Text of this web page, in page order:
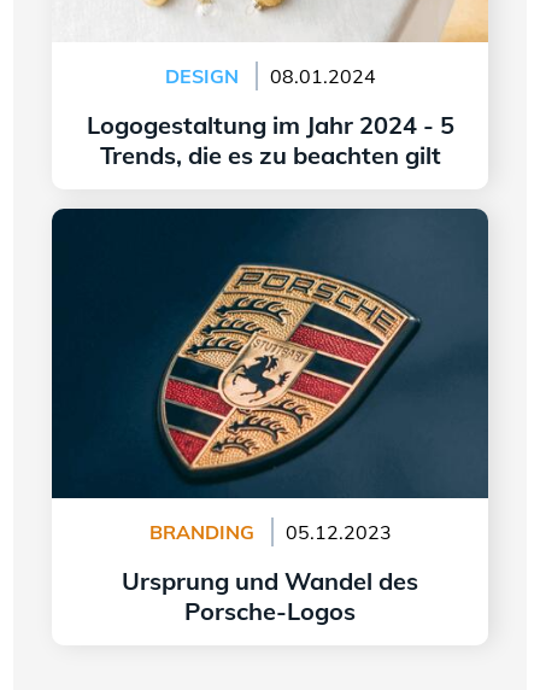
DESIGN 08.01.2024
Logogestaltung im Jahr 2024 - 5
Trends, die es zu beachten gilt
Weiter lesen
BRANDING 05.12.2023
Ursprung und Wandel des
Porsche-Logos